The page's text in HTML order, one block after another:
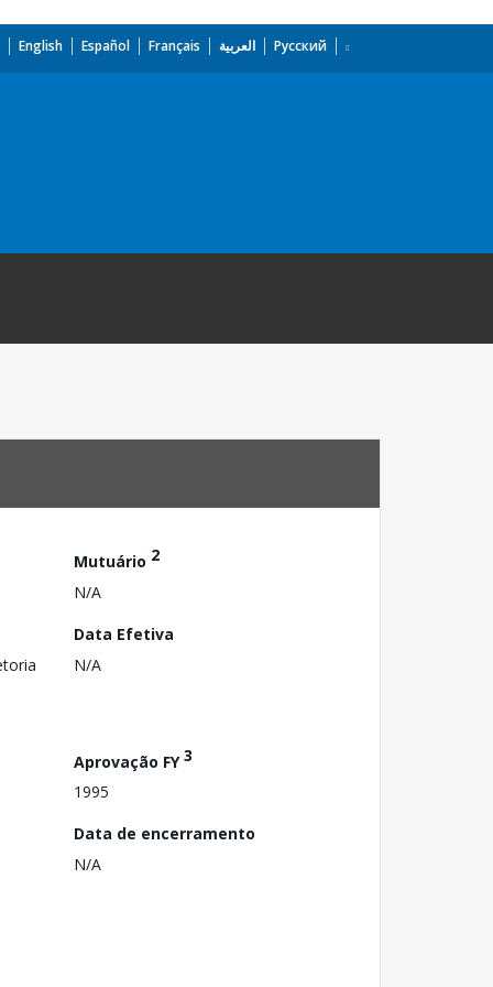
English Español Français العربية Русский
Mutuário 2
N/A
Data Efetiva
N/A
Aprovação FY3
1995
Data de encerramento
N/A